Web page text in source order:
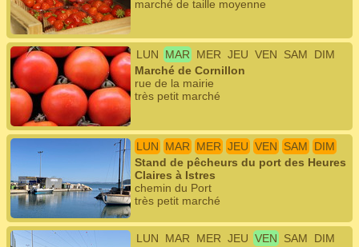
marché de taille moyenne
LUN MAR MER JEU VEN SAM
DIM
Marché de Cornillon
rue de la mairie
très petit marché
LUN MAR MER JEU VEN SAM
DIM
Stand de pêcheurs du port des Heures
Claires à Istres
chemin du Port
très petit marché
LUN MAR MER JEU VEN SAM
DIM